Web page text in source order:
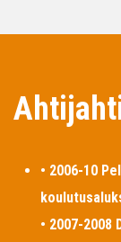
• 2006-10
• 2007-2008